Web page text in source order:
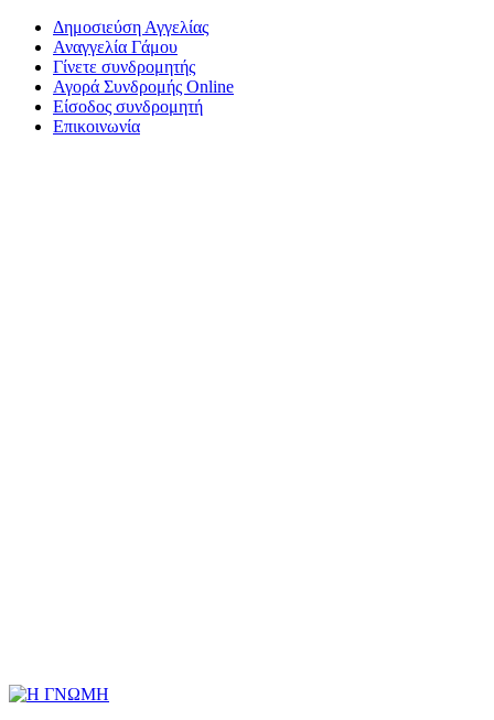
Δημοσιεύση Αγγελίας
Αναγγελία Γάμου
Γίνετε συνδρομητής
Αγορά Συνδρομής Online
Είσοδος συνδρομητή
Επικοινωνία